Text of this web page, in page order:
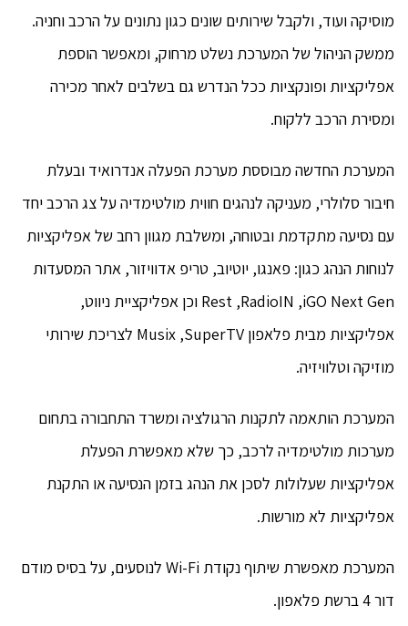
מוסיקה ועוד, ולקבל שירותים שונים כגון נתונים על הרכב וחניה.
ממשק הניהול של המערכת נשלט מרחוק, ומאפשר הוספת
אפליקציות ופונקציות ככל הנדרש גם בשלבים לאחר מכירה
ומסירת הרכב ללקוח.
המערכת החדשה מבוססת מערכת הפעלה אנדרואיד ובעלת
חיבור סלולרי, מעניקה לנהגים חווית מולטימדיה על צג הרכב יחד
עם נסיעה מתקדמת ובטוחה, ומשלבת מגוון רחב של אפליקציות
לנוחות הנהג כגון: פאנגו, יוטיוב, טריפ אדוויזור, אתר המסעדות
Rest ,RadioIN ,iGO Next Gen וכן אפליקציית ניווט,
אפליקציות מבית פלאפון Musix ,SuperTV לצריכת שירותי
מוזיקה וטלוויזיה.
המערכת הותאמה לתקנות הרגולציה ומשרד התחבורה בתחום
מערכות מולטימדיה לרכב, כך שלא מאפשרת הפעלת
אפליקציות שעלולות לסכן את הנהג בזמן הנסיעה או התקנת
אפליקציות לא מורשות.
המערכת מאפשרת שיתוף נקודת Wi-Fi לנוסעים, על בסיס מודם
דור 4 ברשת פלאפון.